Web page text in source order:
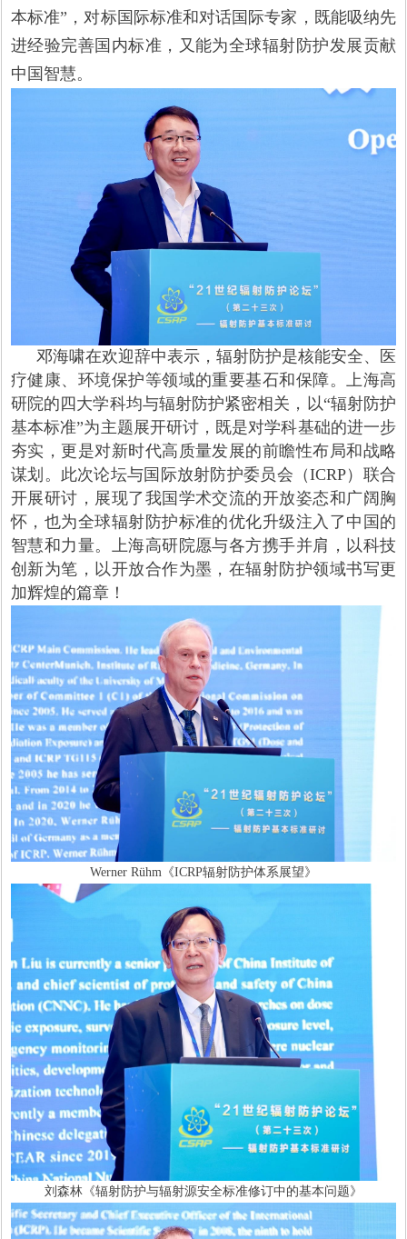
本标准”，对标国际标准和对话国际专家，既能吸纳先
进经验完善国内标准，又能为全球辐射防护发展贡献
中国智慧。
邓海啸在欢迎辞中表示，辐射防护是核能安全、医
疗健康、环境保护等领域的重要基石和保障。上海高
研院的四大学科均与辐射防护紧密相关，以“辐射防护
基本标准”为主题展开研讨，既是对学科基础的进一步
夯实，更是对新时代高质量发展的前瞻性布局和战略
谋划。此次论坛与国际放射防护委员会（ICRP）联合
开展研讨，展现了我国学术交流的开放姿态和广阔胸
怀，也为全球辐射防护标准的优化升级注入了中国的
智慧和力量。上海高研院愿与各方携手并肩，以科技
创新为笔，以开放合作为墨，在辐射防护领域书写更
加辉煌的篇章！
Werner Rühm《ICRP辐射防护体系展望》
刘森林《辐射防护与辐射源安全标准修订中的基本问题》